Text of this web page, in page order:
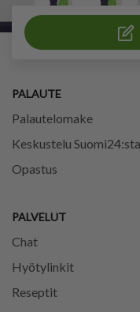
PALAUTE
Palautelomake
Keskustelu Suomi24:sta
Opastus
PALVELUT
Chat
Hyötylinkit
Reseptit